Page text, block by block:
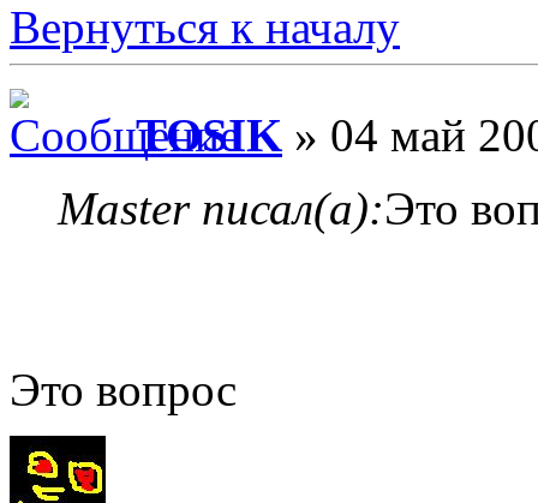
Вернуться к началу
TOSIK » 04 май
Master писал(а):Это
Это вопрос